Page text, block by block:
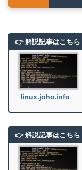
linux.joho.info